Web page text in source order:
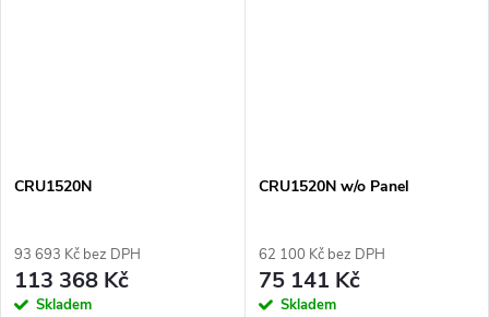
CRU1520N
93 693 Kč bez DPH
113 368 Kč
Skladem
CRU1520N w/o Panel
62 100 Kč bez DPH
75 141 Kč
Skladem